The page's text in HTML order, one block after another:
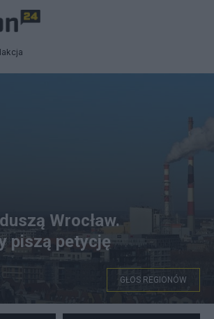
Wrocławiem, Adam Małycha/Pixabay
Wrocław.
piszą petycję
GŁOS REGIONÓW